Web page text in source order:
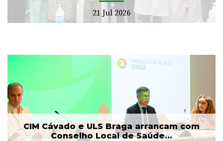
21 Jul 2026
CIM Cávado e ULS Braga arrancam com
Conselho Local de Saúde...